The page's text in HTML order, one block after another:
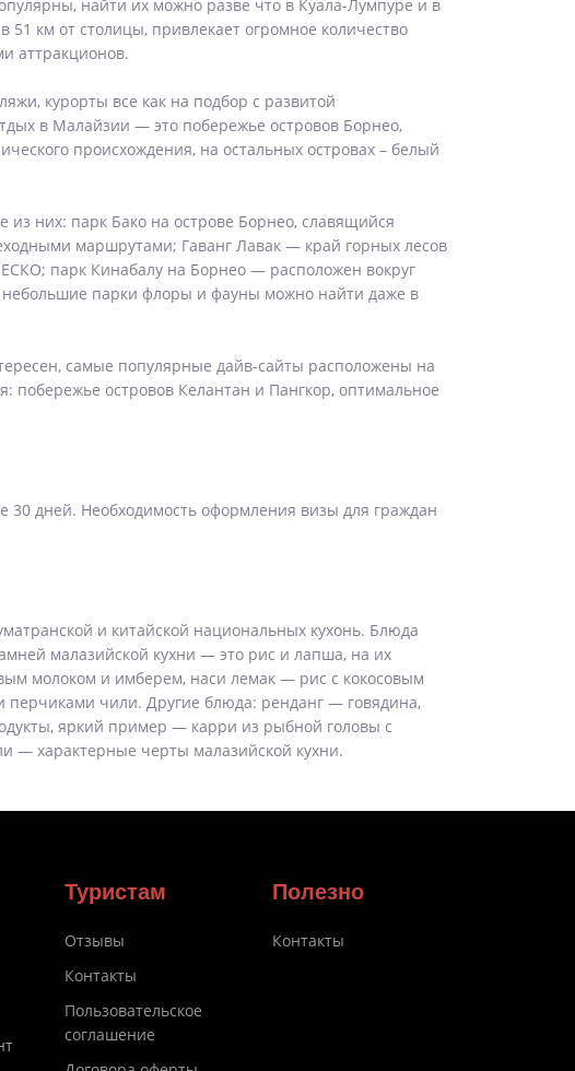
найти их можно разве что в Куала-Лумпуре и в
км от столицы, привлекает огромное количество
аттракционов.
курорты все как на подбор с развитой
в Малайзии — это побережье островов Борнео,
происхождения, на остальных островах – белый
них: парк Бако на острове Борнео, славящийся
маршрутами; Гаванг Лавак — край горных лесов
парк Кинабалу на Борнео — расположен вокруг
парки флоры и фауны можно найти даже в
самые популярные дайв-сайты расположены на
побережье островов Келантан и Пангкор, оптимальное
30 дней. Необходимость оформления визы для граждан
и китайской национальных кухонь. Блюда
малазийской кухни — это рис и лапша, на их
молоком и имберем, наси лемак — рис с кокосовым
чили. Другие блюда: ренданг — говядина,
яркий пример — карри из рыбной головы с
— характерные черты малазийской кухни.
Туристам
Отзывы
Контакты
Пользовательское
соглашение
Полезно
Контакты